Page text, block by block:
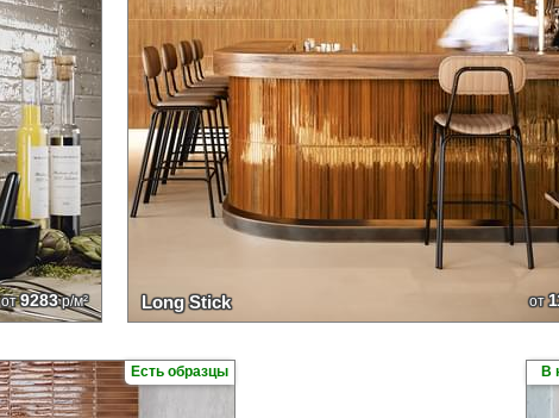
от9283р/м² Long Stick от
Есть образцы В